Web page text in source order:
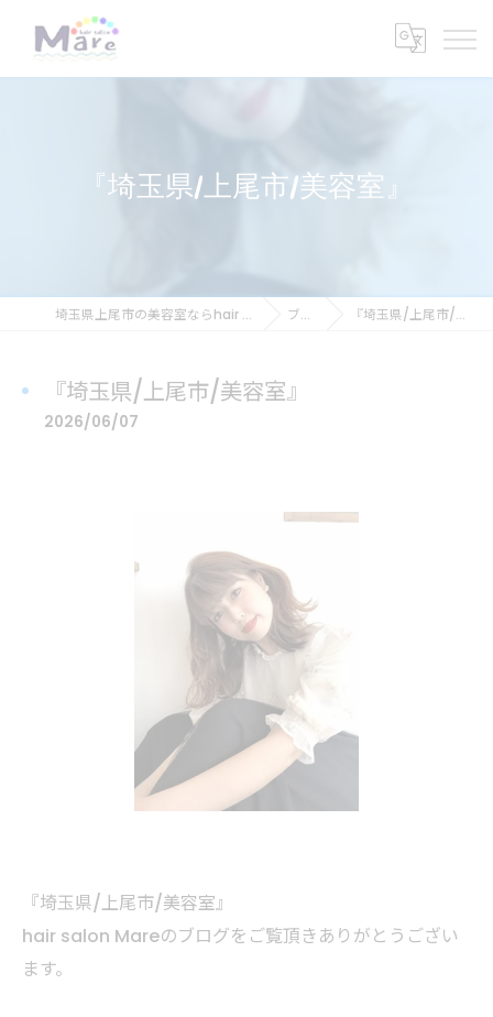
『埼玉県/上尾市/美容室』
埼玉県上尾市の美容室ならhair salon Mare ブログ 『埼玉県/上尾市/美容室』
『埼玉県/上尾市/美容室』
2026/06/07
『埼玉県/上尾市/美容室』
hair salon Mareのブログをご覧頂きありがとうござい
ます。